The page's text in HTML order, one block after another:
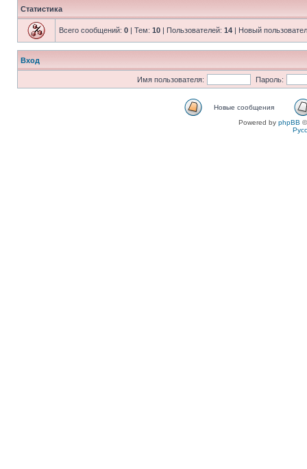
Статистика
Всего сообщений: 0 | Тем: 10 | Пользователей: 14 | Новый
Вход
Имя пользователя: Пароль:
Новые сообщения
Powered by phpBB